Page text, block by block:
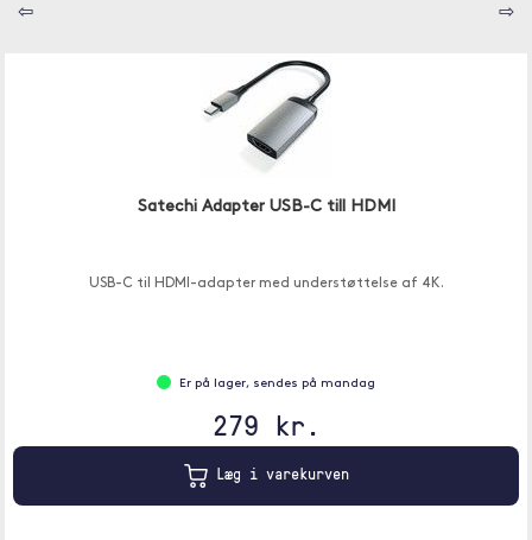
⇦ ⇨
Satechi Adapter USB-C till HDMI
USB-C til HDMI-adapter med understøttelse af 4K.
Er på lager, sendes på mandag
279 kr.
Læg i varekurven